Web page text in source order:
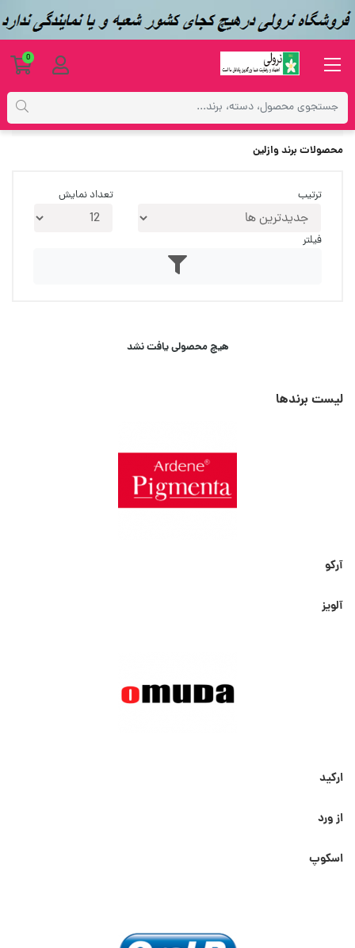
محصولات برند وازلین
ترتیب تعداد نمایش
فیلتر
هیچ محصولی یافت نشد
لیست برندها
آرکو
آلویز
ارکید
از ورد
اسکوپ
0